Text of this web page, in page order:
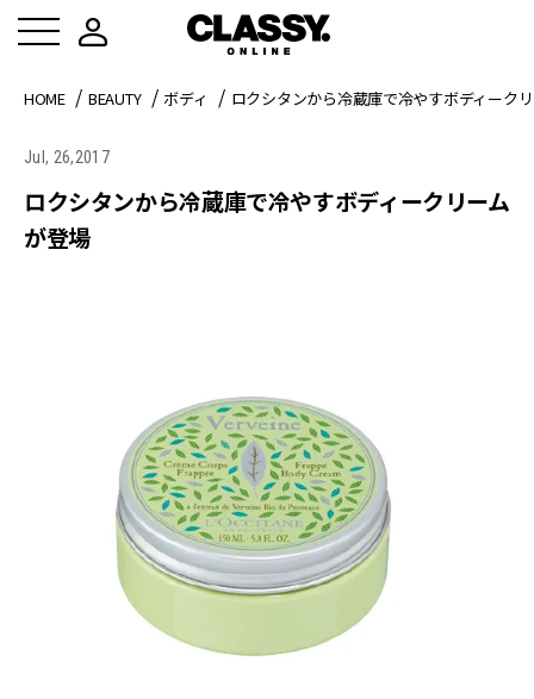
HOME BEAUTY ボディ ロクシタンから冷蔵庫で冷やすボディーク
Jul, 26,2017
ロクシタンから冷蔵庫で冷やすボディークリーム
が登場